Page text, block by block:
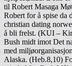
til Robert Masaga
Robert for å spise da
christian dating
å bli frelst. (KUI –
Bush midt imot Det
med
Alaska. (Heb.8,10)